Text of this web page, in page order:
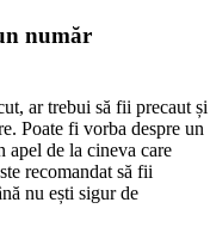
număr
ar trebui să fii precaut și
Poate fi vorba despre un
apel de la cineva care
recomandat să fii
nu ești sigur de